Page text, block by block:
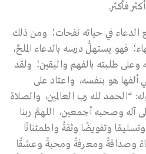
فأكثر.
الدعاء في حياته نفحات؛ ومن ذلك
فهو يستهلُّ درسه بالدعاء الملحِّ،
وعلى طلبته بالفهم واليقين؛ ولقد
هو بنفسه، واعتاد على
“الحمد لله رب العالمين، والصلاة
آله وصحبه أجمعين، اللهمَّ ربنا
وتسليمًا وتفويضًا وثقةً واطمئنانًا
وصداقةً ومعرفةً ومحبةً وعشقًا